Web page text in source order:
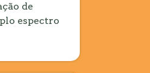
de
espectro